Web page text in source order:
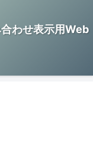
わせ表示用Web